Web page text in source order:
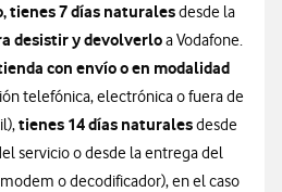
tienes 7 días naturalesdesde la
desistir y devolverloa Vodafone.
con envío o en modalidad
telefónica, electrónica o fuera de
tienes 14 días naturalesdesde
servicio o desde la entrega del
o decodificador), en el caso